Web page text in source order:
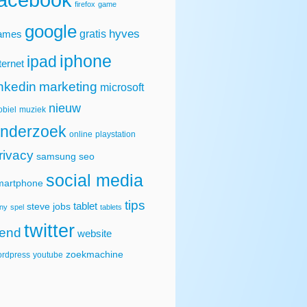
firefox game
google gratis hyves
ipad iphone
marketing microsoft
muziek nieuw
online playstation
samsung seo
social media
spel steve jobs tablet tablets tips
twitter website
youtube zoekmachine